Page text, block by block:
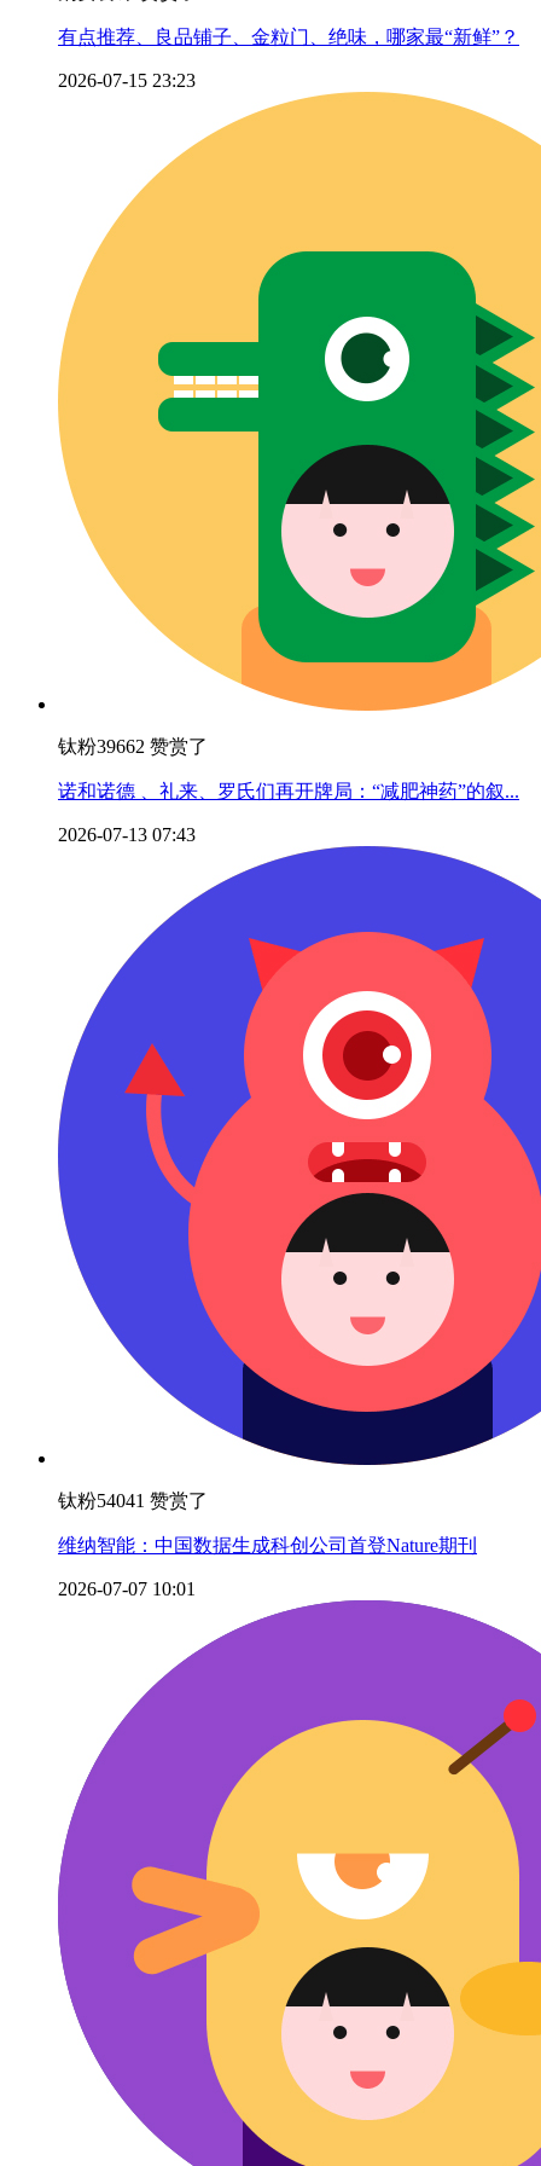
有点推荐、良品铺子、金粒门、绝味，哪家最“新鲜”？
2026-07-15 23:23
钛粉39662 赞赏了
诺和诺德 、礼来、罗氏们再开牌局：“减肥神药”的叙...
2026-07-13 07:43
钛粉54041 赞赏了
维纳智能：中国数据生成科创公司首登Nature期刊
2026-07-07 10:01